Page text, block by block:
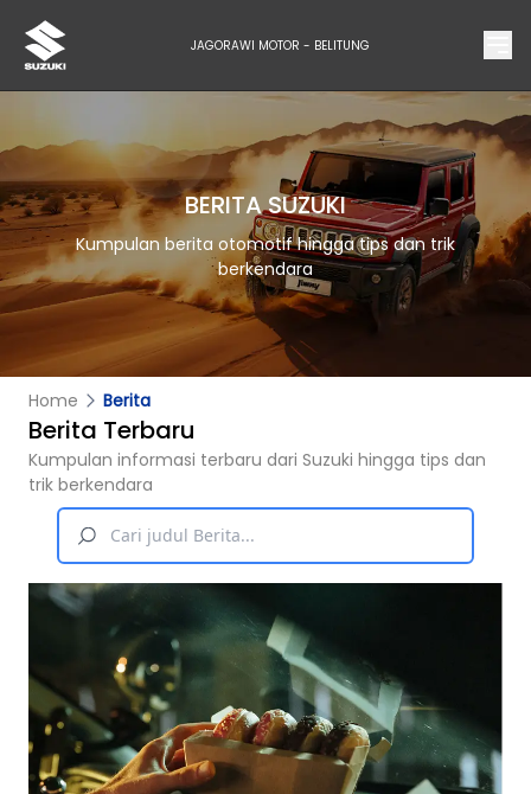
JAGORAWI MOTOR - BELITUNG
BERITA SUZUKI
Kumpulan berita otomotif hingga tips dan trik
berkendara
Home Berita
Berita Terbaru
Kumpulan informasi terbaru dari Suzuki hingga tips dan
trik berkendara